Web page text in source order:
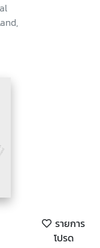
รายการ
โปรด